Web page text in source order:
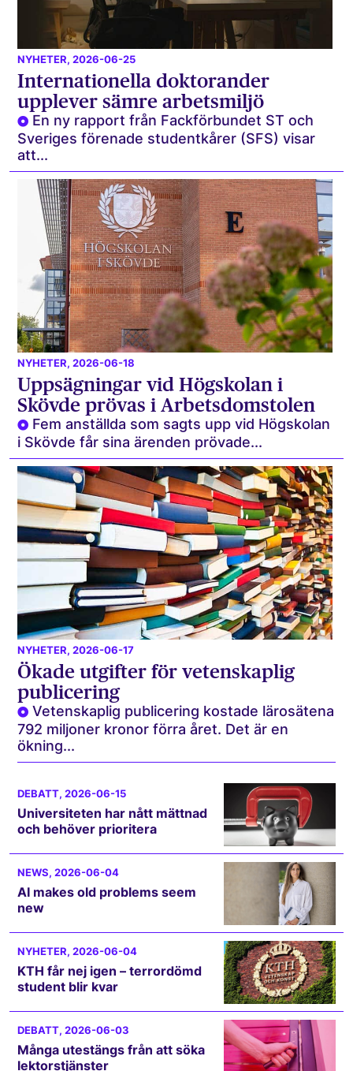
NYHETER, 2026-06-25
Internationella doktorander
upplever sämre arbetsmiljö
En ny rapport från Fackförbundet ST och
Sveriges förenade studentkårer (SFS) visar
att...
NYHETER, 2026-06-18
Uppsägningar vid Högskolan i
Skövde prövas i Arbetsdomstolen
Fem anställda som sagts upp vid Högskolan
i Skövde får sina ärenden prövade...
NYHETER, 2026-06-17
Ökade utgifter för vetenskaplig
publicering
Vetenskaplig publicering kostade lärosätena
792 miljoner kronor förra året. Det är en
ökning...
DEBATT, 2026-06-15
Universiteten har nått mättnad
och behöver prioritera
NEWS, 2026-06-04
AI makes old problems seem
new
NYHETER, 2026-06-04
KTH får nej igen – terrordömd
student blir kvar
DEBATT, 2026-06-03
Många utestängs från att söka
lektorstjänster